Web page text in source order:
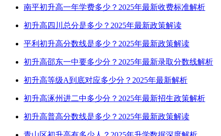
南平初升高一年学费多少？2025年最新收费标准解析
初升高四川总分是多少？2025年最新政策解读
平利初升高分数线是多少？2025年最新政策解读
初升高邵东一中要多少分？2025年最新录取分数线解析
初升高等级A到底对应多少分？2025年最新解析
初升高涿州进二中多少分？2025年最新招生政策解析
初升高普高分数线是多少？2025年最新政策解读